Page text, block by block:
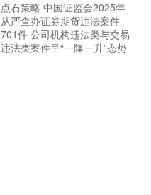
点石策略 中国证监会2025年
从严查办证券期货违法案件
701件 公司机构违法类与交易
违法类案件呈“一降一升”态势